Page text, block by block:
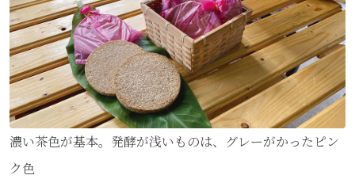
濃い茶色が基本。発酵が浅いものは、グレーがかったピン
ク色